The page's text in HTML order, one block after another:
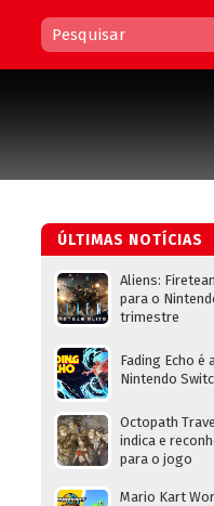
ÚLTIMAS NOTÍCIAS
Aliens:
para o
trimestre
Fading Echo é
Nintendo
Octopath
indica e
para o jogo
Mario Kart